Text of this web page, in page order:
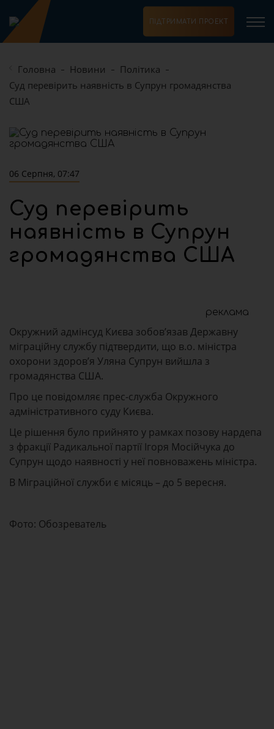
ПІДТРИМАТИ ПРОЕКТ
Головна Новини
Політика
Суд перевірить наявність в Супрун громадянства
США
06 Серпня, 07:47
Суд перевірить
наявність в Супрун
громадянства США
реклама
Окружний адмінсуд Києва зобов’язав Державну
міграційну службу підтвердити, що в.о. міністра
охорони здоров’я Уляна Супрун вийшла з
громадянства США.
Про це повідомляє прес-служба Окружного
адміністративного суду Києва.
Це рішення було прийнято у рамках позову нардепа
з фракції Радикальної партії Ігоря Мосійчука до
Супрун щодо наявності у неї повноважень міністра.
В Міграційної служби є місяць – до 5 вересня.
Фото: Обозреватель